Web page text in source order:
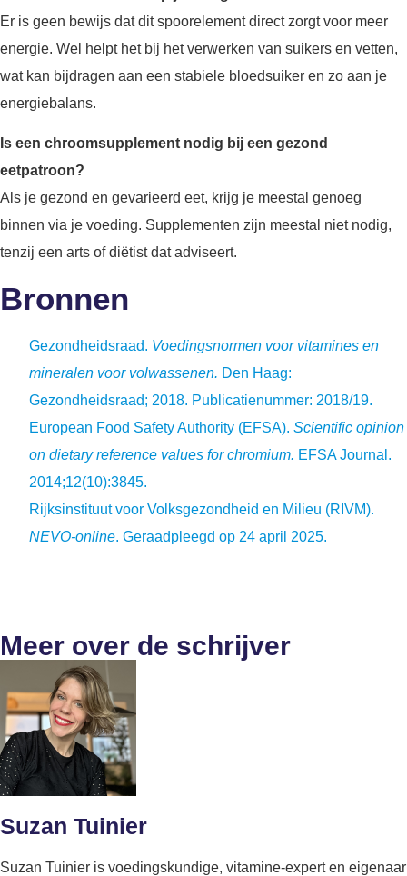
Er is geen bewijs dat dit spoorelement direct zorgt voor meer
energie. Wel helpt het bij het verwerken van suikers en vetten,
wat kan bijdragen aan een stabiele bloedsuiker en zo aan je
energiebalans.
Is een chroomsupplement nodig bij een gezond
eetpatroon?
Als je gezond en gevarieerd eet, krijg je meestal genoeg
binnen via je voeding. Supplementen zijn meestal niet nodig,
tenzij een arts of diëtist dat adviseert.
Bronnen
Gezondheidsraad. Voedingsnormen voor vitamines en
mineralen voor volwassenen. Den Haag:
Gezondheidsraad; 2018. Publicatienummer: 2018/19.
European Food Safety Authority (EFSA). Scientific opinion
on dietary reference values for chromium. EFSA Journal.
2014;12(10):3845.
Rijksinstituut voor Volksgezondheid en Milieu (RIVM).
NEVO-online. Geraadpleegd op 24 april 2025.
Meer over de schrijver
Suzan Tuinier
Suzan Tuinier is voedingskundige, vitamine-expert en eigenaar